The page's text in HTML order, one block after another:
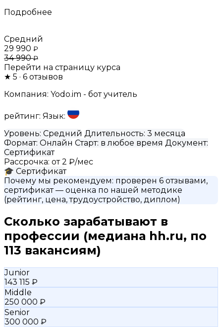
Подробнее
Средний
29 990 ₽
34 990₽
Перейти на страницу курса
★ 5 · 6 отзывов
Компания: Yodo.im - бот учитель
рейтинг: Язык:
Уровень: Средний Длительность: 3 месяца
Формат: Онлайн Старт: в любое время Документ:
Сертификат
Рассрочка: от 2 ₽/мес
🎓 Сертификат
Почему мы рекомендуем: проверен 6 отзывами,
сертификат— оценка по нашей методике
(рейтинг, цена, трудоустройство, диплом)
Сколько зарабатывают в
профессии (медиана hh.ru, по
113 вакансиям)
Junior
143 115 ₽
Middle
250 000 ₽
Senior
300 000 ₽